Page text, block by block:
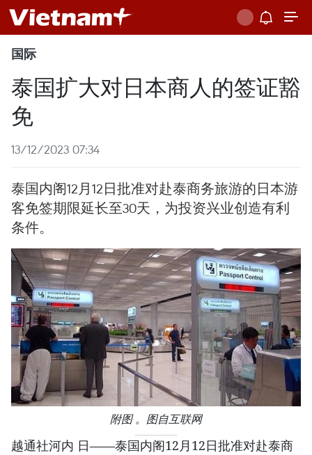
国际
泰国扩大对日本商人的签证豁
免
13/12/2023 07:34
泰国内阁12月12日批准对赴泰商务旅游的日本游
客免签期限延长至30天，为投资兴业创造有利
条件。
附图 。图自互联网
越通社河内 日——泰国内阁12月12日批准对赴泰商